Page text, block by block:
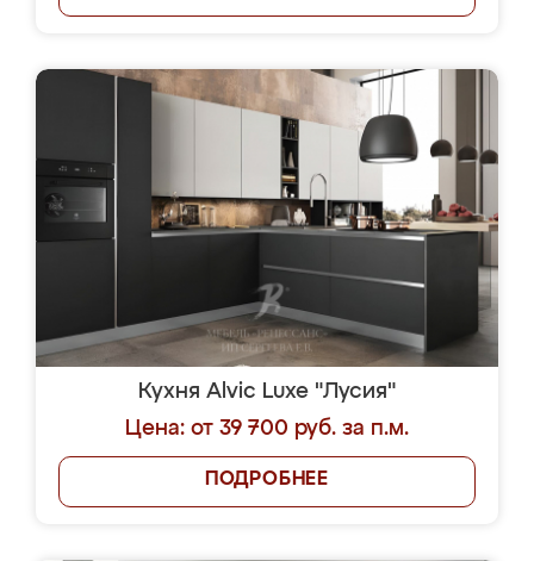
Кухня Alvic Luxe "Лусия"
Цена: от 39 700 руб. за п.м.
ПОДРОБНЕЕ